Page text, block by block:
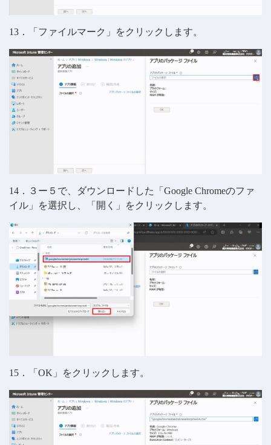
13．「ファイルマーク」をクリックします。
14．３ー５で、ダウンロードした「Google Chromeのファ
イル」を選択し、「開く」をクリックします。
15．「OK」をクリックします。